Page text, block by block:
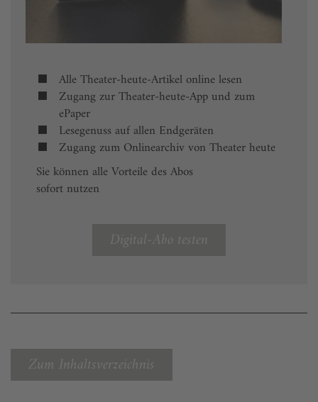
Alle Theater-heute-Artikel online lesen
Zugang zur Theater-heute-App und zum
ePaper
Lesegenuss auf allen Endgeräten
Zugang zum Onlinearchiv von Theater heute
Sie können alle Vorteile des Abos
sofort nutzen
Digital-Abo testen
Zum Inhaltsverzeichnis